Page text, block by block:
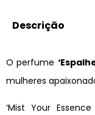
Descrição
O perfume
mulheres
‘Mist Your